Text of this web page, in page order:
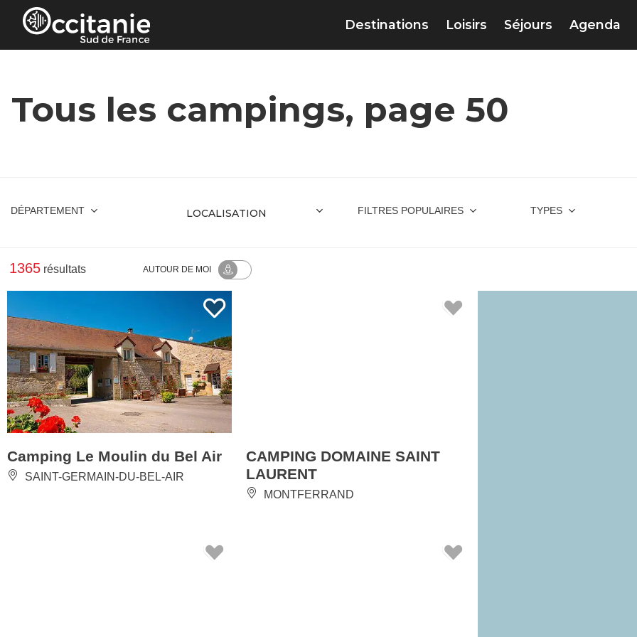
Panneau de gestion des cookies
Destinations Loisirs Séjours Agenda
Tous les campings, page 50
DÉPARTEMENT FILTRES POPULAIRES TYPES
1365 résultats AUTOUR DE MOI
Camping Le Moulin du Bel Air
SAINT-GERMAIN-DU-BEL-AIR
CAMPING DOMAINE SAINT
LAURENT
MONTFERRAND